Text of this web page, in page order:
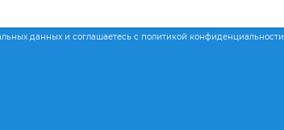
данных и соглашаетесь с политикой конфиденциальности